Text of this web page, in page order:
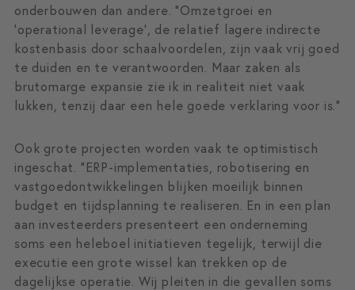
onderbouwen dan andere. “Omzetgroei en
‘operational leverage’, de relatief lagere indirecte
kostenbasis door schaalvoordelen, zijn vaak vrij goed
te duiden en te verantwoorden. Maar zaken als
brutomarge expansie zie ik in realiteit niet vaak
lukken, tenzij daar een hele goede verklaring voor is.”
Ook grote projecten worden vaak te optimistisch
ingeschat. “ERP-implementaties, robotisering en
vastgoedontwikkelingen blijken moeilijk binnen
budget en tijdsplanning te realiseren. En in een plan
aan investeerders presenteert een onderneming
soms een heleboel initiatieven tegelijk, terwijl die
executie een grote wissel kan trekken op de
dagelijkse operatie. Wij pleiten in die gevallen soms